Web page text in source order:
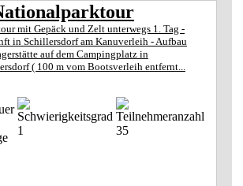
mit Gepäck und Zelt unterwegs 1. Tag -
in Schillersdorf am Kanuverleih - Aufbau
auf dem Campingplatz in
( 100 m vom Bootsverleih entfernt...
1 35